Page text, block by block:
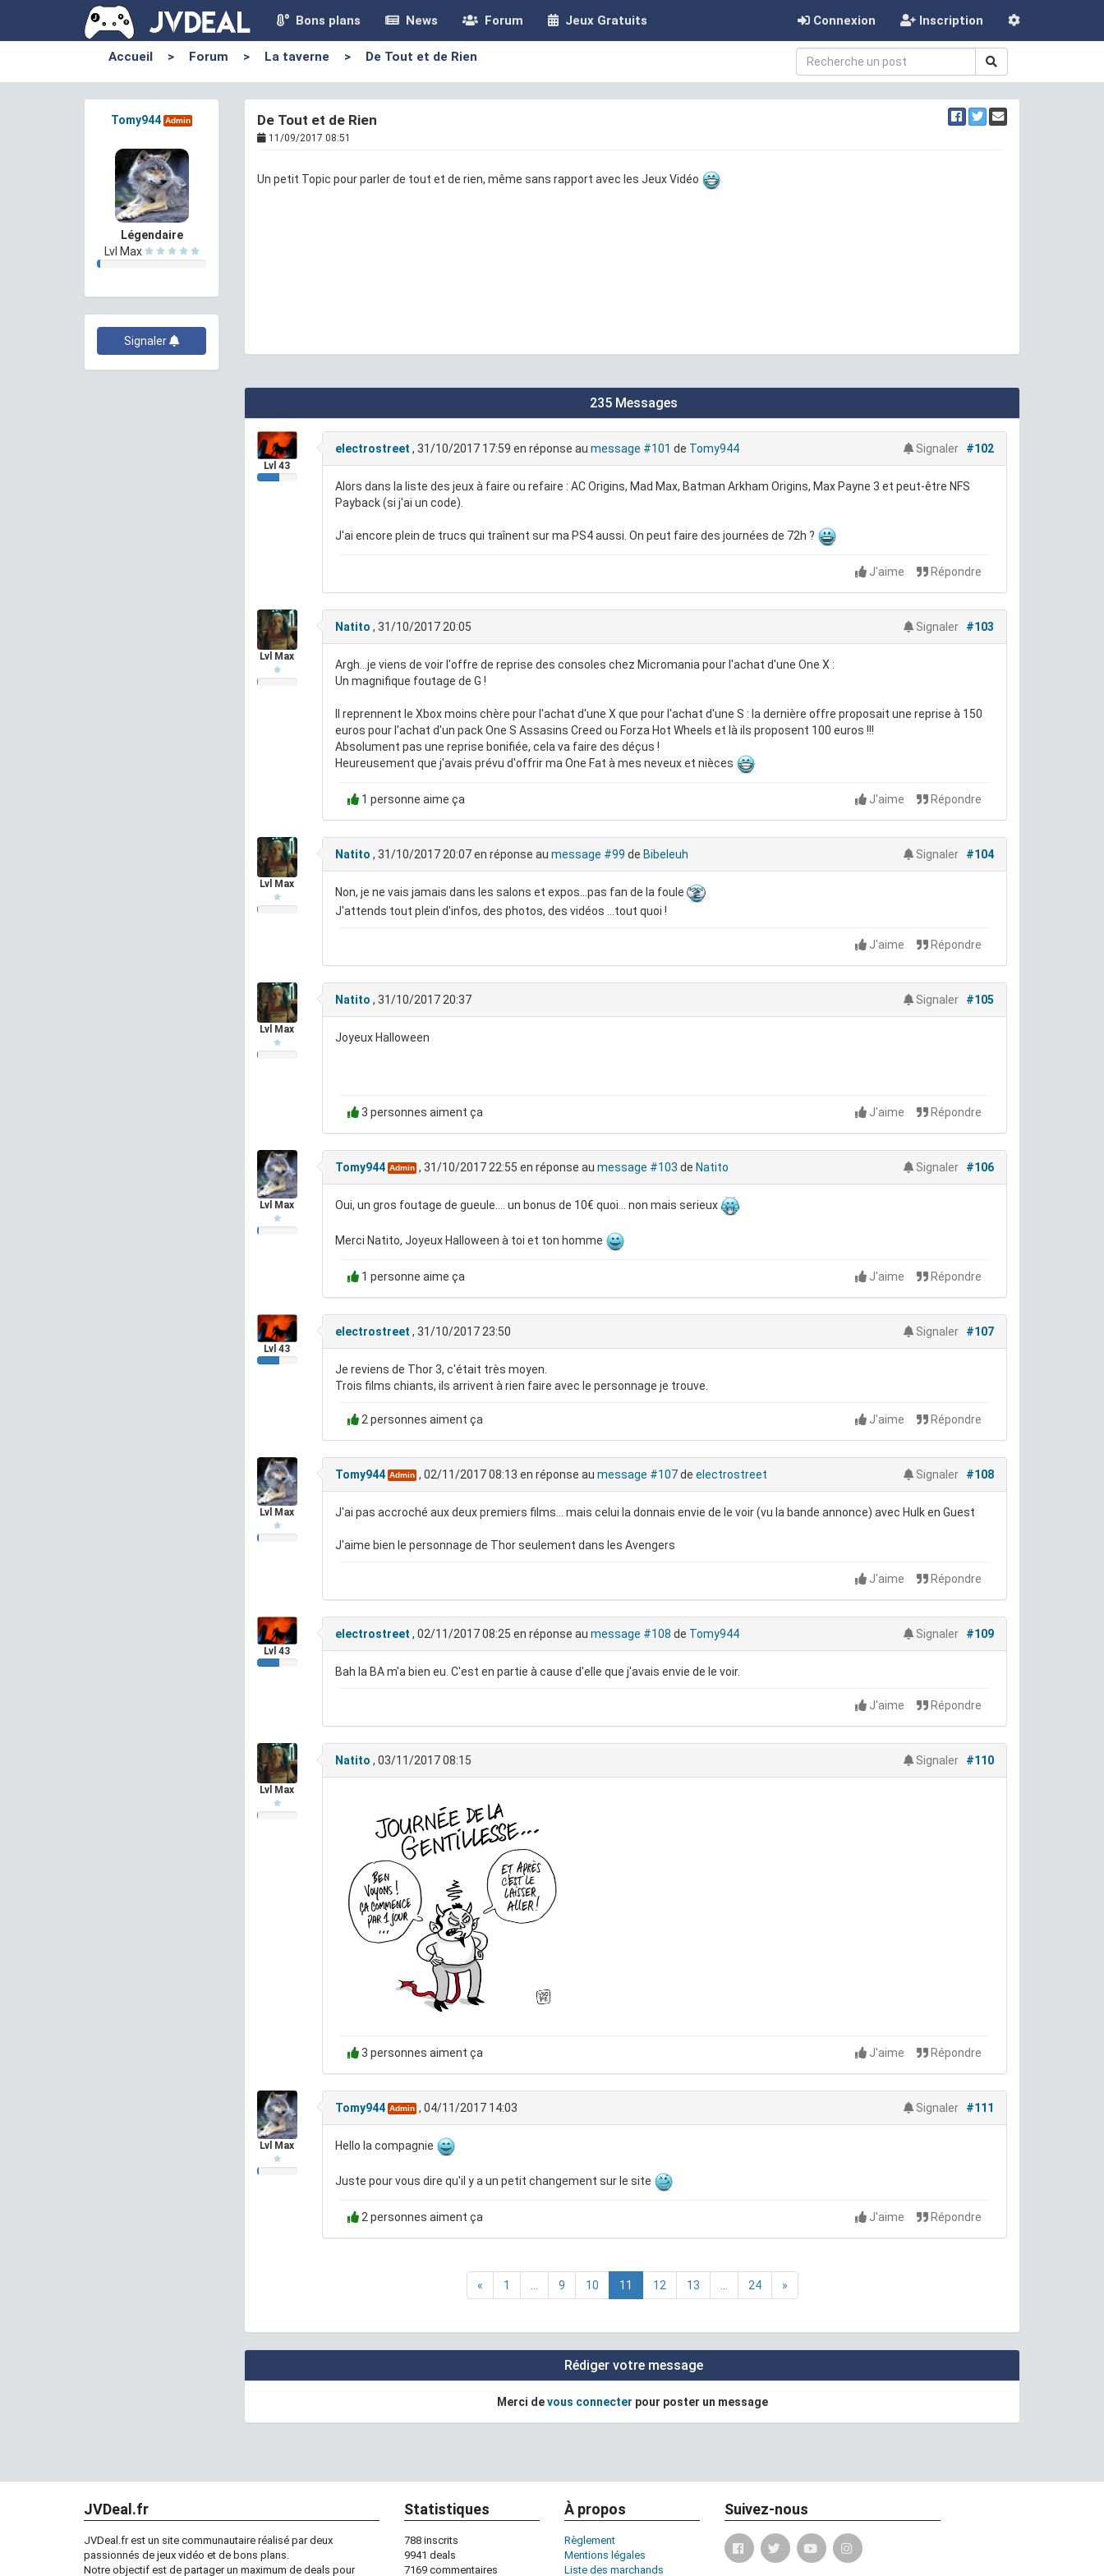
Bons plans News Forum Jeux Gratuits Connexion Inscription
Accueil > Forum > La taverne > De Tout et de Rien
De Tout et de Rien
11/09/2017 08:51
Un petit Topic pour parler de tout et de rien, même sans rapport avec les Jeux Vidéo
Tomy944 Admin
Légendaire
Lvl Max
Signaler
235 Messages
Lvl 43
electrostreet , 31/10/2017 17:59 en réponse au message #101 de Tomy944 Signaler #102
Alors dans la liste des jeux à faire ou refaire : AC Origins, Mad Max, Batman Arkham Origins, Max Payne 3 et peut-être NFS
Payback (si j'ai un code).
J'ai encore plein de trucs qui traînent sur ma PS4 aussi. On peut faire des journées de 72h ?
J'aime Répondre
Lvl Max
Natito , 31/10/2017 20:05 Signaler #103
Argh...je viens de voir l'offre de reprise des consoles chez Micromania pour l'achat d'une One X :
Un magnifique foutage de G !
Il reprennent le Xbox moins chère pour l'achat d'une X que pour l'achat d'une S : la dernière offre proposait une reprise à 150
euros pour l'achat d'un pack One S Assasins Creed ou Forza Hot Wheels et là ils proposent 100 euros !!!
Absolument pas une reprise bonifiée, cela va faire des déçus !
Heureusement que j'avais prévu d'offrir ma One Fat à mes neveux et nièces
1 personne aime ça J'aime Répondre
Lvl Max
Natito , 31/10/2017 20:07en réponse au message #99 de Bibeleuh Signaler #104
Non, je ne vais jamais dans les salons et expos...pas fan de la foule
J'attends tout plein d'infos, des photos, des vidéos ...tout quoi !
J'aime Répondre
Lvl Max
Natito , 31/10/2017 20:37 Signaler #105
Joyeux Halloween
3 personnes aiment ça J'aime Répondre
Lvl Max
Tomy944 Admin, 31/10/2017 22:55 en réponse au message #103 de Natito Signaler #106
Oui, un gros foutage de gueule.... un bonus de 10€ quoi... non mais serieux
Merci Natito, Joyeux Halloween à toi et ton homme
1 personne aime ça J'aime Répondre
Lvl 43
electrostreet , 31/10/2017 23:50 Signaler #107
Je reviens de Thor 3, c'était très moyen.
Trois films chiants, ils arrivent à rien faire avec le personnage je trouve.
2 personnes aiment ça J'aime Répondre
Lvl Max
Tomy944 Admin, 02/11/2017 08:13 en réponse au message #107de electrostreet Signaler #108
J'ai pas accroché aux deux premiers films... mais celui la donnais envie de le voir (vu la bande annonce) avec Hulk en Guest
J'aime bien le personnage de Thor seulement dans les Avengers
J'aime Répondre
Lvl 43
electrostreet , 02/11/2017 08:25 en réponse au message #108 de Tomy944 Signaler #109
Bah la BA m'a bien eu. C'est en partie à cause d'elle que j'avais envie de le voir.
J'aime Répondre
Lvl Max
Natito , 03/11/2017 08:15 Signaler #110
3 personnes aiment ça J'aime Répondre
Lvl Max
Tomy944 Admin, 04/11/2017 14:03 Signaler #111
Hello la compagnie
Juste pour vous dire qu'il y a un petit changement sur le site
2 personnes aiment ça J'aime Répondre
« 1 9 10 11 12 13 24 »
Rédiger votre message
Merci devous connecter pour poster un message
JVDeal.fr
JVDeal.fr est un site communautaire réalisé par deux
passionnés de jeux vidéo et de bons plans.
Notre objectif est de partager un maximum de deals pour
Statistiques
788 inscrits
9941 deals
7169 commentaires
À propos
Règlement
Mentions légales
Liste des marchands
Suivez-nous